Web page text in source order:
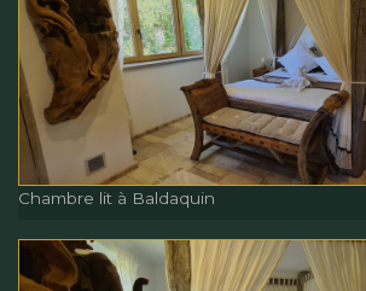
Salle de Bain Buanderie
Chambre lit à Baldaquin